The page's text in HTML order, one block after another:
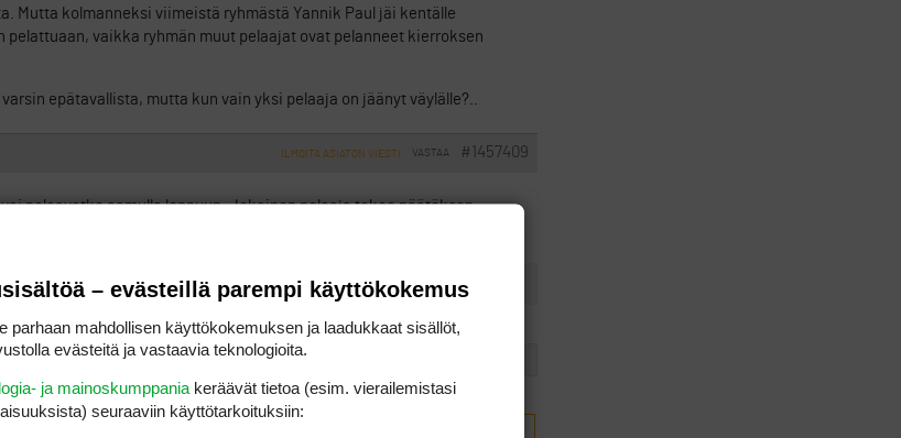
Mutta kolmanneksi viimeistä ryhmästä Yannik Paul jäi kentälle
pelattuaan, vaikka ryhmän muut pelaajat ovat pelanneet kierroksen
epätavallista, mutta kun vain yksi pelaaja on jäänyt väylälle?..
#1457409
VASTAA
ILMOITA ASIATON VIESTI
pelaavatko aamulla loppuun. Jokainen pelaaja tekee päätöksen
tilanne?
– evästeillä parempi käyttökokemus
parhaan mahdollisen käyttökokemuksen ja laadukkaat sisällöt,
evästeitä ja vastaavia teknologioita.
ja mainoskumppania keräävät tietoa (esim. vierailemis­tasi
seuraaviin käyttötarkoituksiin: